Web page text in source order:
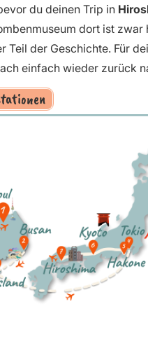
du deinen Trip in
dort ist zwar
Teil der Geschichte. Für
einfach wieder zurück